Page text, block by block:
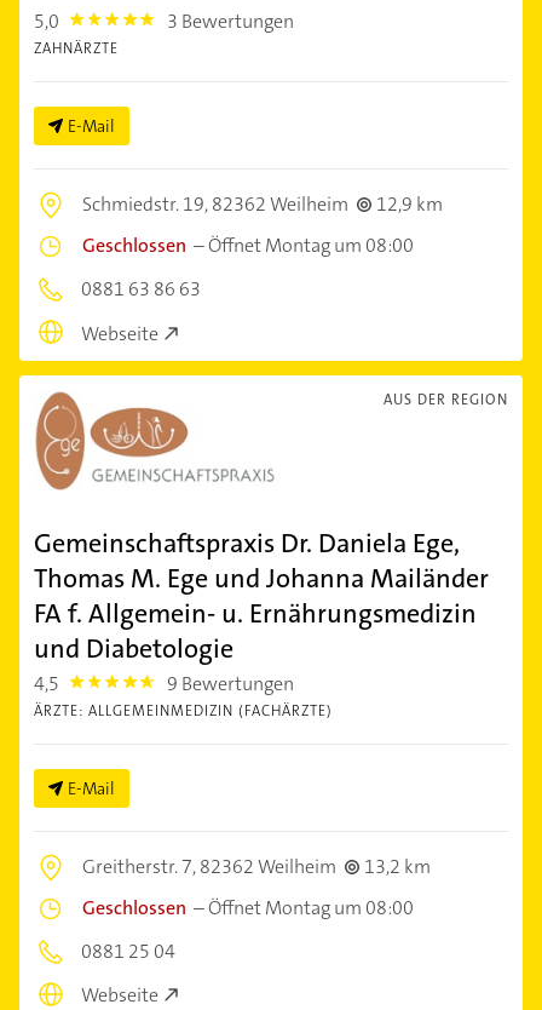
5,0 5.0 3 Bewertungen
ZAHNÄRZTE
E-Mail
Schmiedstr. 19,82362 Weilheim
12,9 km
Geschlossen –Öffnet Montag um 08:00
0881 63 86 63
Webseite
AUS DER REGION
Gemeinschaftspraxis Dr. Daniela Ege,
Thomas M. Ege und Johanna Mailänder
FA f. Allgemein- u. Ernährungsmedizin
und Diabetologie
4,5 4.5 9 Bewertungen
ÄRZTE: ALLGEMEINMEDIZIN (FACHÄRZTE)
E-Mail
Greitherstr. 7,82362 Weilheim
13,2 km
Geschlossen –Öffnet Montag um 08:00
0881 25 04
Webseite